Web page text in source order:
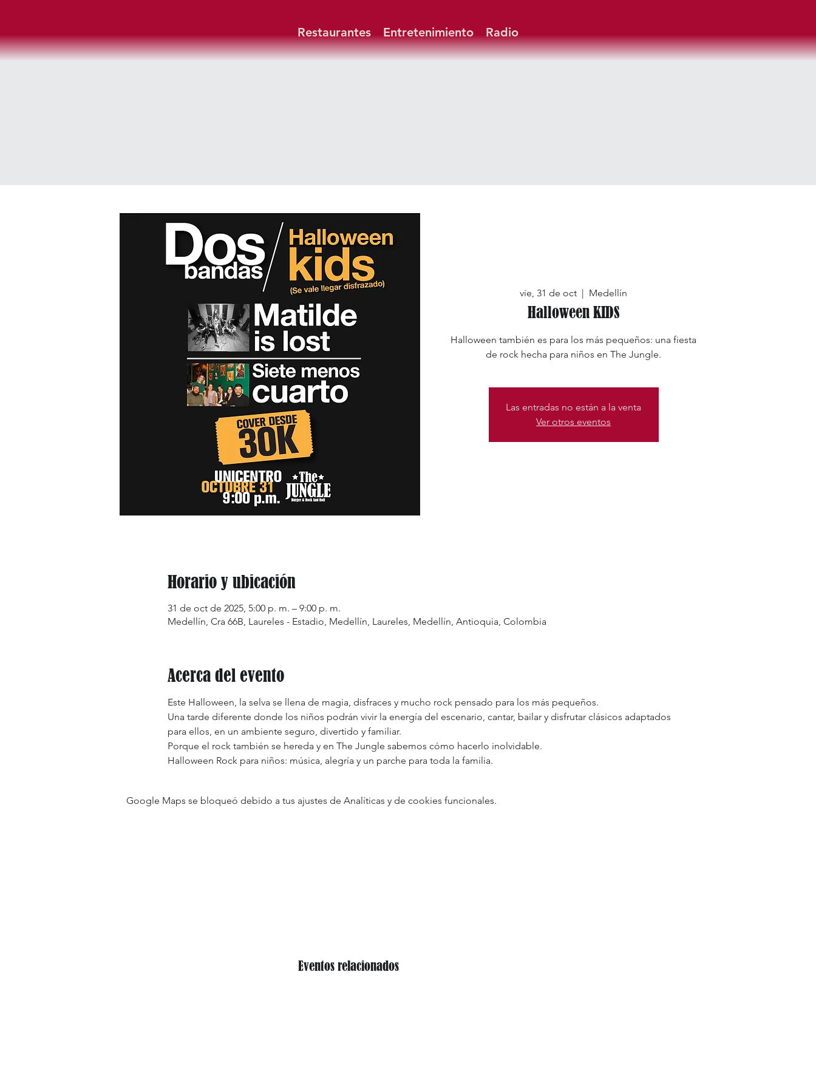
Restaurantes Entretenimiento Radio
Eventos relacionados
vie, 31 de oct Medellín
Halloween KIDS
Halloween también es para los más pequeños: una fiesta
de rock hecha para niños en The Jungle.
Las entradas no están a la venta
Ver otros eventos
Horario y ubicación
31 de oct de 2025, 5:00 p. m. – 9:00 p. m.
Medellín, Cra 66B, Laureles - Estadio, Medellín, Laureles, Medellín, Antioquia, Colombia
Acerca del evento
Este Halloween, la selva se llena de magia, disfraces y mucho rock pensado para los más pequeños.
Una tarde diferente donde los niños podrán vivir la energía del escenario, cantar, bailar y disfrutar clásicos adaptados
para ellos, en un ambiente seguro, divertido y familiar.
Porque el rock también se hereda y en The Jungle sabemos cómo hacerlo inolvidable.
Halloween Rock para niños: música, alegría y un parche para toda la familia.
Google Maps se bloqueó debido a tus ajustes de Analíticas y de cookies funcionales.